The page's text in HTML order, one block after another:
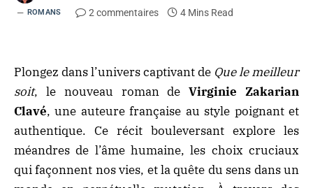
ROMANS 2 commentaires 4 Mins Read
Plongez dans l’univers captivant de Que le meilleur
soit, le nouveau roman deVirginie Zakarian
Clavé, une auteure française au style poignant et
authentique. Ce récit bouleversant explore les
méandres de l’âme humaine, les choix cruciaux
qui façonnent nos vies, et la quête du sens dans un